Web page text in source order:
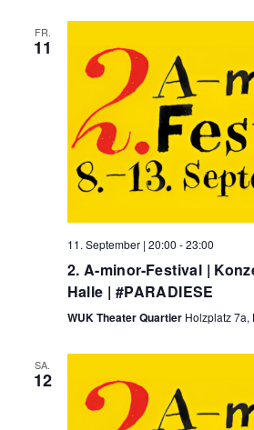
FR.
11
11. September | 20:00 -23:00
2. A-minor-Festival |
Halle | #PARADIESE
WUK Theater Quartier Holzplatz 7a,
SA.
12